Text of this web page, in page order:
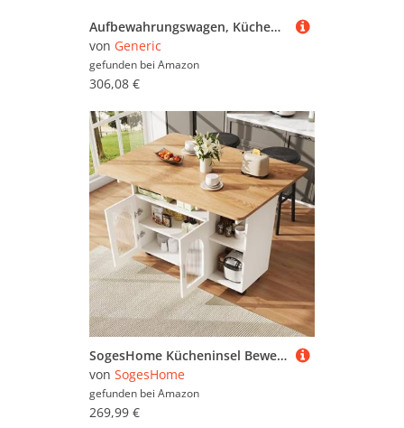
Aufbewahrungswagen, Küchen-Aufbewahrungswagen mit Rädern, parallel klappbare Metallregale, 3-stufiger Mikrowellenständer für Gewürze, Töpfe und Pfannen-Organizer – Herausnehmbarer Korb (Größ
von Generic
gefunden bei Amazon
306,08 €
SogesHome Kücheninsel Beweglich auf 4 Rollen, großer Küchenschrank Küchenwagen Servierwagen mit klappbarer Arbeitsplatte, 2 Ablagetüren, für Esszimmer Küche,Weiß
von SogesHome
gefunden bei Amazon
269,99 €